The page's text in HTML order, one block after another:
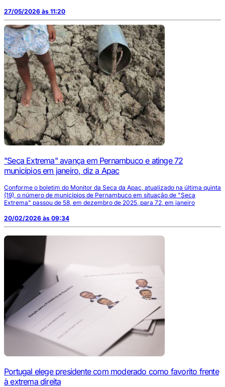
27/05/2026 às 11:20
"Seca Extrema" avança em Pernambuco e atinge 72
municípios em janeiro, diz a Apac
Conforme o boletim do Monitor da Seca da Apac, atualizado na última quinta
(19), o número de municípios de Pernambuco em situação de "Seca
Extrema" passou de 58, em dezembro de 2025, para 72, em janeiro
20/02/2026 às 09:34
Portugal elege presidente com moderado como favorito frente
à extrema direita